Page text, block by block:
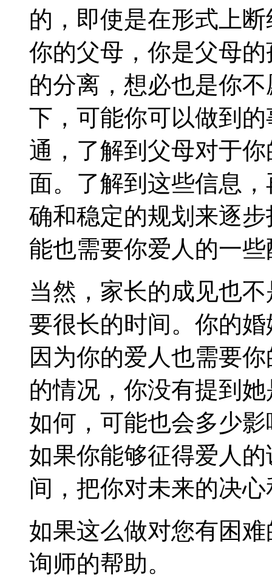
的，即使是在形式上
你的父母，你是父母
的分离，想必也是你
下，可能你可以做到
通，了解到父母对于
面。了解到这些信息
确和稳定的规划来逐
能也需要你爱人的一
当然，家长的成见也
要很长的时间。你的
因为你的爱人也需要
的情况，你没有提到
如何，可能也会多少
如果你能够征得爱人
间，把你对未来的决
如果这么做对您有困
询师的帮助。